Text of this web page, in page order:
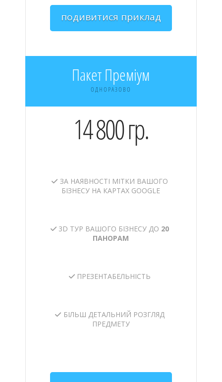
подивитися приклад
Пакет Преміум
ОДНОРАЗОВО
14 800 гр.
ЗА НАЯВНОСТІ МІТКИ ВАШОГО
БІЗНЕСУ НА КАРТАХ GOOGLE
3D ТУР ВАШОГО БІЗНЕСУ ДО 20
ПАНОРАМ
ПРЕЗЕНТАБЕЛЬНІСТЬ
БІЛЬШ ДЕТАЛЬНИЙ РОЗГЛЯД
ПРЕДМЕТУ